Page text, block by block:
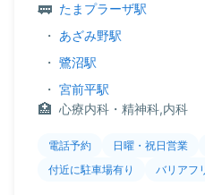
たまプラーザ駅
・ あざみ野駅
・ 鷺沼駅
・ 宮前平駅
心療内科・精神科,内科
電話予約 日曜・祝日営業
付近に駐車場有り
バリアフ